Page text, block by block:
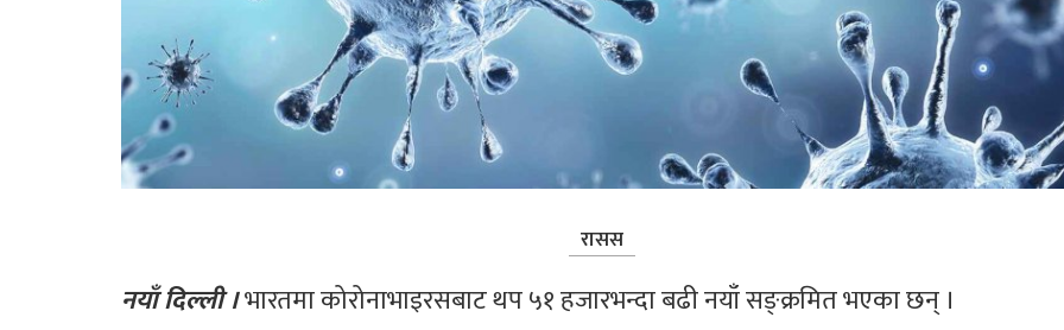
रासस
नयाँ दिल्ली । भारतमा कोरोनाभाइरसबाट थप ५१ हजारभन्दा बढी नयाँ सङ्क्रमित भएका छन् ।